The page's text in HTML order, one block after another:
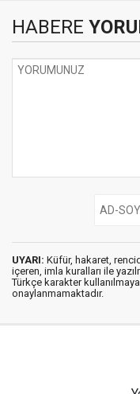
HABERE
UYARI: Küfür, hakaret,
içeren, imla kuralları ile
Türkçe karakter
onaylanmamaktadır.